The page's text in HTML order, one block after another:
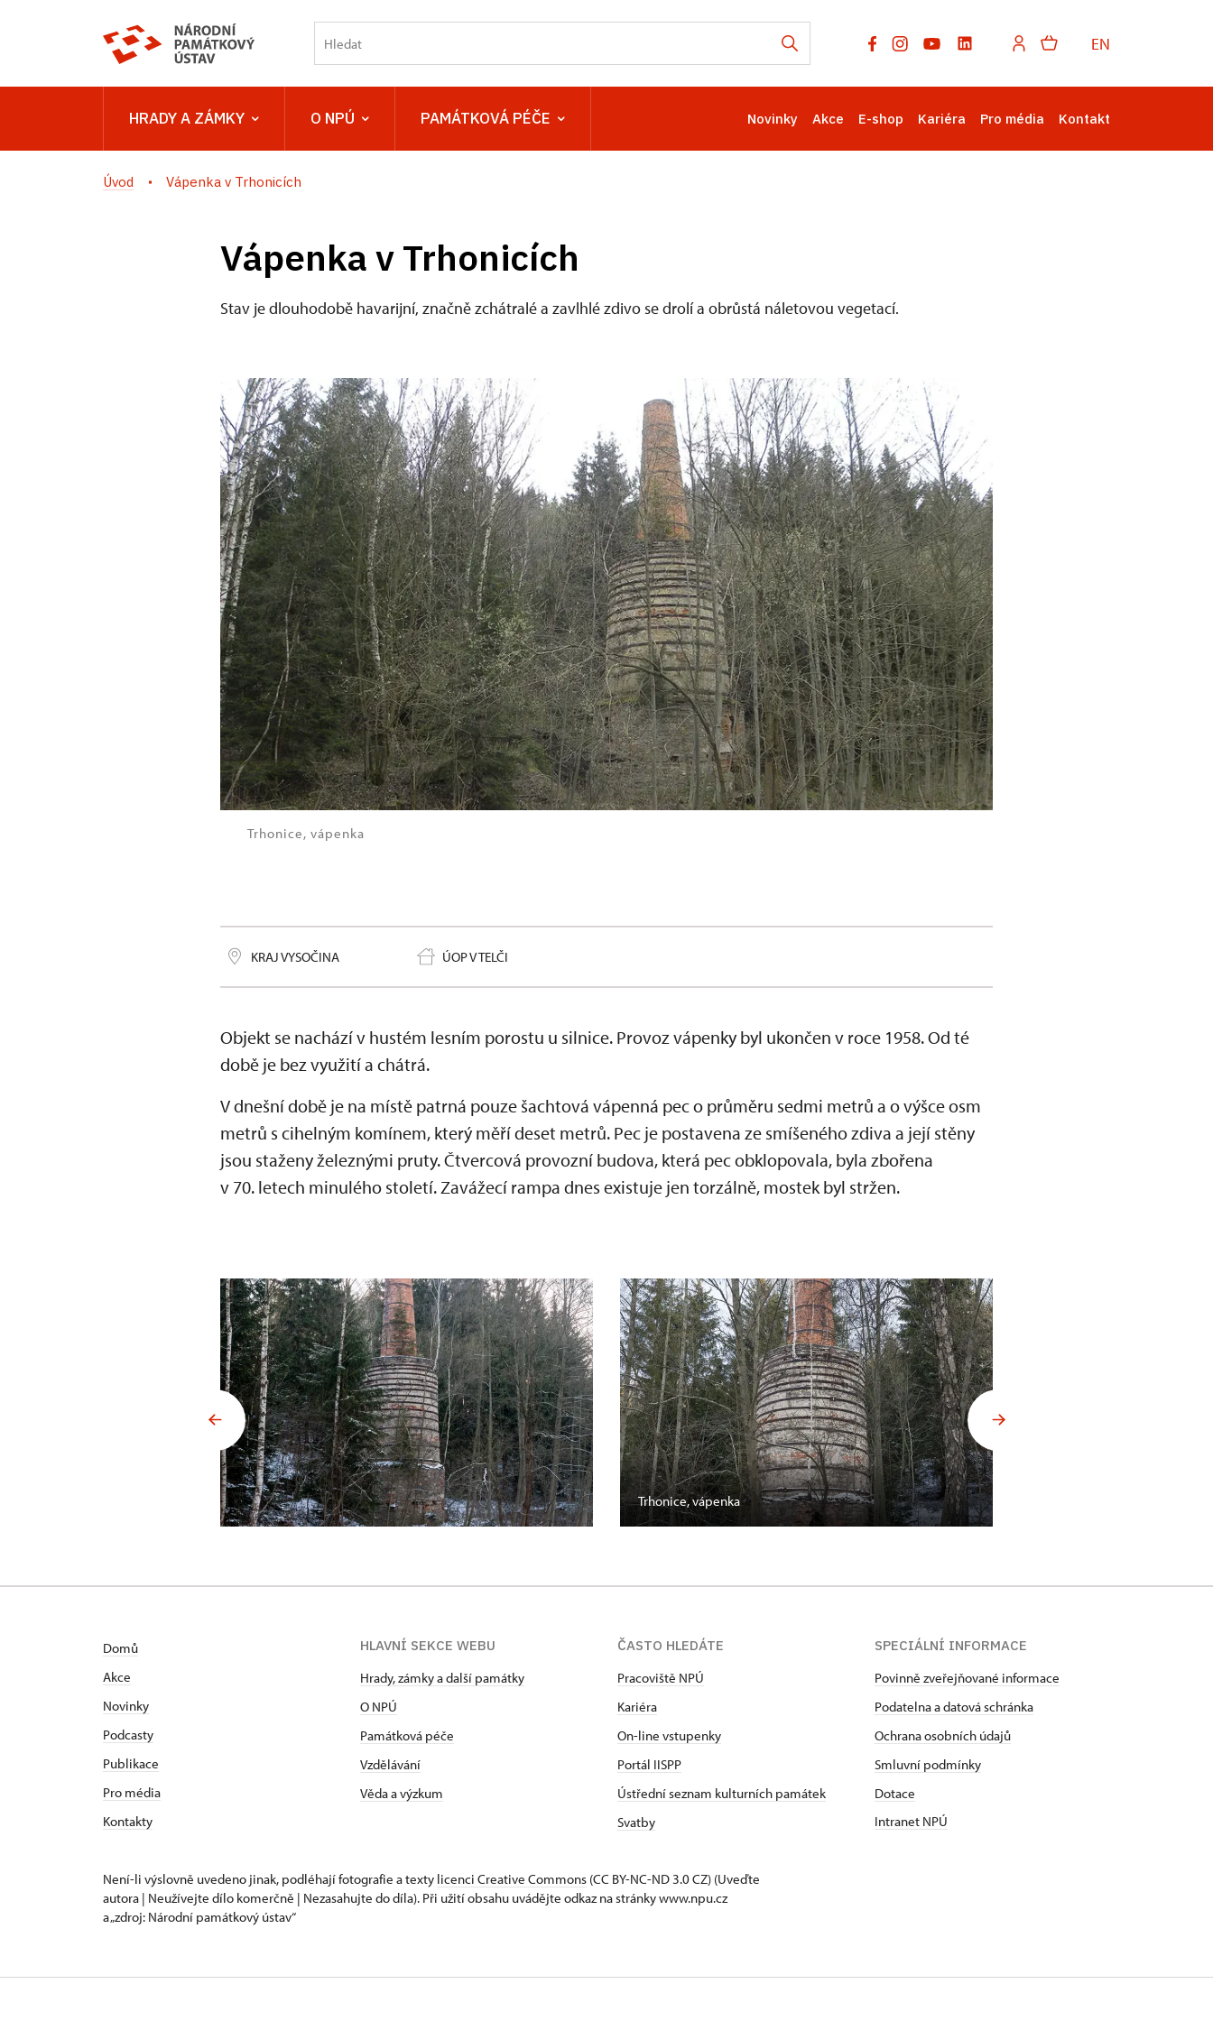
EN
HRADY A ZÁMKY O NPÚ PAMÁTKOVÁ PÉČE Novinky Akce E-shop Kariéra Pro média Kontakt
Úvod Vápenka v Trhonicích
Vápenka v Trhonicích
Stav je dlouhodobě havarijní, značně zchátralé a zavlhlé zdivo se drolí a obrůstá náletovou vegetací.
Trhonice, vápenka
KRAJ VYSOČINA ÚOP V TELČI
Objekt se nachází v hustém lesním porostu u silnice. Provoz vápenky byl ukončen v roce 1958. Od té
době je bez využití a chátrá.
V dnešní době je na místě patrná pouze šachtová vápenná pec o průměru sedmi metrů a o výšce osm
metrů s cihelným komínem, který měří deset metrů. Pec je postavena ze smíšeného zdiva a její stěny
jsou staženy železnými pruty. Čtvercová provozní budova, která pec obklopovala, byla zbořena
v 70. letech minulého století. Zavážecí rampa dnes existuje jen torzálně, mostek byl stržen.
Trhonice, vápenka
Domů
Akce
Novinky
Podcasty
Publikace
Pro média
Kontakty
HLAVNÍ SEKCE WEBU
Hrady, zámky a další památky
O NPÚ
Památková péče
Vzdělávání
Věda a výzkum
ČASTO HLEDÁTE
Pracoviště NPÚ
Kariéra
On-line vstupenky
Portál IISPP
Ústřední seznam kulturních památek
Svatby
SPECIÁLNÍ INFORMACE
Povinně zveřejňované informace
Podatelna a datová schránka
Ochrana osobních údajů
Smluvní podmínky
Dotace
Intranet NPÚ
Není-li výslovně uvedeno jinak, podléhají fotografie a texty licenci Creative Commons (CC BY-NC-ND 3.0 CZ) (Uveďte
autora | Neužívejte dílo komerčně | Nezasahujte do díla). Při užití obsahu uvádějte odkaz na stránky www.npu.cz
a „zdroj: Národní památkový ústav“